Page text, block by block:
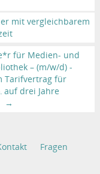
mit vergleichbarem
für Medien- und
– (m/w/d) -
Tarifvertrag für
auf drei Jahre
→
Fragen